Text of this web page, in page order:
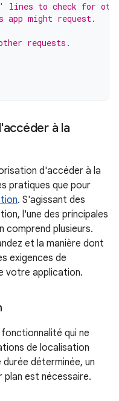
lines to check for
might request.
requests.
à la
d'accéder à la
pratiques que pour
. S'agissant des
l'une des principales
comprend plusieurs.
et la manière dont
exigences de
votre application.
qui ne
de localisation
déterminée, un
plan est nécessaire.